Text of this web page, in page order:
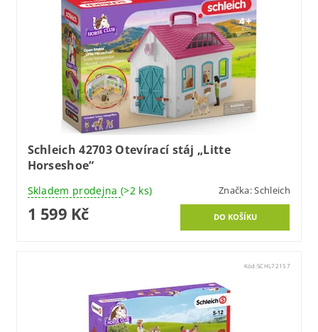
Schleich 42703 Otevírací stáj „Litte
Horseshoe“
Skladem prodejna (>2 ks) Značka:Schleich
1 599 Kč
Kód:SCHL72157